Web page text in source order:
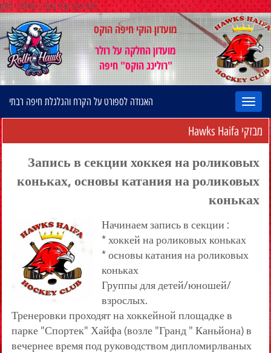
ליגת הוקי קרח נוער | מעלות - חולון
מועדון הוקי חיפה הוקס
מועדון החלקה על רולר
"רולינג הוקס" חיפה
האגודה לספורט על הקרח והגלגלת חיפה רבתי
מבזקי Hawks Haifa
Запись в секции хоккея на роликовых
коньках, основы катания на роликовых
коньках
Начинаем запись в секции :
* хоккей на роликовых коньках
* основы катания на роликовых
коньках
Группы для детей/юношей/
взрослых.
Тренеровки проходят на хоккейной площадке в
парке "Спортек" Хайфа (возле "Гранд " Каньйона) в
вечернее время под руководством дипломирлваных